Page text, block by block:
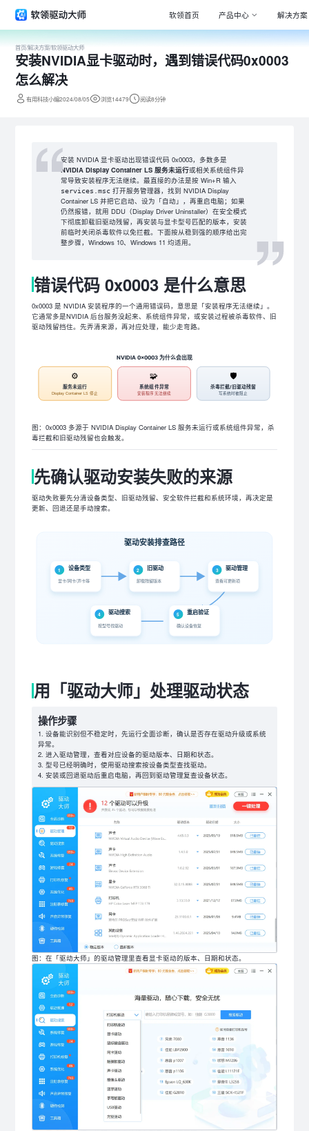
软领首页 产品中心
Windows
解决方案
首页/解决方案/软领驱动大师
安装NVIDIA显卡驱动时，遇到错误代码0x0003
怎么解决
有用科技小编2024/08/05 浏览14479 阅读8分钟
安装 NVIDIA 显卡驱动出现错误代码 0x0003，多数多是
NVIDIA Display Container LS 服务未运行或相关系统组件异
常导致安装程序无法继续。最直接的办法是按 Win+R 输入
services.msc 打开服务管理器，找到 NVIDIA Display
Container LS 并把它启动、设为「自动」，再重启电脑；如果
仍然报错，就用 DDU（Display Driver Uninstaller）在安全模式
下彻底卸载旧驱动残留，再安装与显卡型号匹配的版本，安装
前临时关闭杀毒软件以免拦截。下面按从稳到强的顺序给出完
整步骤，Windows 10、Windows 11 均适用。
错误代码 0x0003 是什么意思
0x0003 是 NVIDIA 安装程序的一个通用错误码，意思是「安装程序无法继续」。
它通常多是NVIDIA 后台服务没起来、系统组件异常，或安装过程被杀毒软件、旧
驱动残留挡住。先弄清来源，再对应处理，能少走弯路。
NVIDIA 0x0003 为什么会出现
⚙️
服务未运行
Display Container LS 停止
🧩
系统组件异常
安装程序无法继续
🛡️
杀毒拦截/旧驱动残留
写系统时被阻止
图：0x0003 多源于 NVIDIA Display Container LS 服务未运行或系统组件异常，杀
毒拦截和旧驱动残留也会触发。
先确认驱动安装失败的来源
驱动失败要先分清设备类型、旧驱动残留、安全软件拦截和系统环境，再决定是
更新、回退还是手动搜索。
驱动安装排查路径
1 设备类型
显卡/网卡/声卡等
2 旧驱动
卸载残留版本
3 驱动管理
查看可更新项
4 驱动搜索
按型号找驱动
5 重启验证
确认设备恢复
用「驱动大师」处理驱动状态
操作步骤
设备能识别但不稳定时，先运行全面诊断，确认是否存在驱动升级或系统
异常。
进入驱动管理，查看对应设备的驱动版本、日期和状态。
型号已经明确时，使用驱动搜索按设备类型查找驱动。
安装或回退驱动后重启电脑，再回到驱动管理复查设备状态。
图：在「驱动大师」的驱动管理里查看显卡驱动的版本、日期和状态。